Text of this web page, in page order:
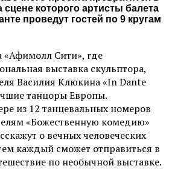
сцене которого артисты балета
проведут гостей по 9 кругам
Сити», где
выставка скульптора,
Василия Клюкина «In Dante
танцоры Европы.
из 12 танцевальных номеров
«Божественную комедию»
о вечных человеческих
каждый сможет отправиться в
по необычной выставке.